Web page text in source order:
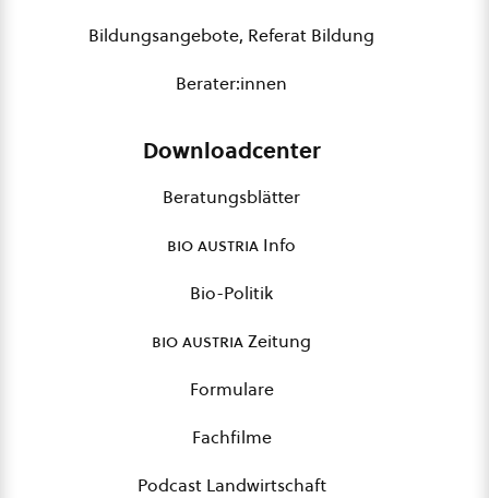
Bildungsangebote, Referat Bildung
Berater:innen
Downloadcenter
Beratungsblätter
bio austria Info
Bio-Politik
bio austriaZeitung
Formulare
Fachfilme
Podcast Landwirtschaft